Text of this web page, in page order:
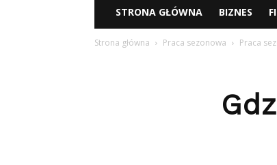
STRONA GŁÓWNA BIZNES
Strona główna Praca sezonowa Praca